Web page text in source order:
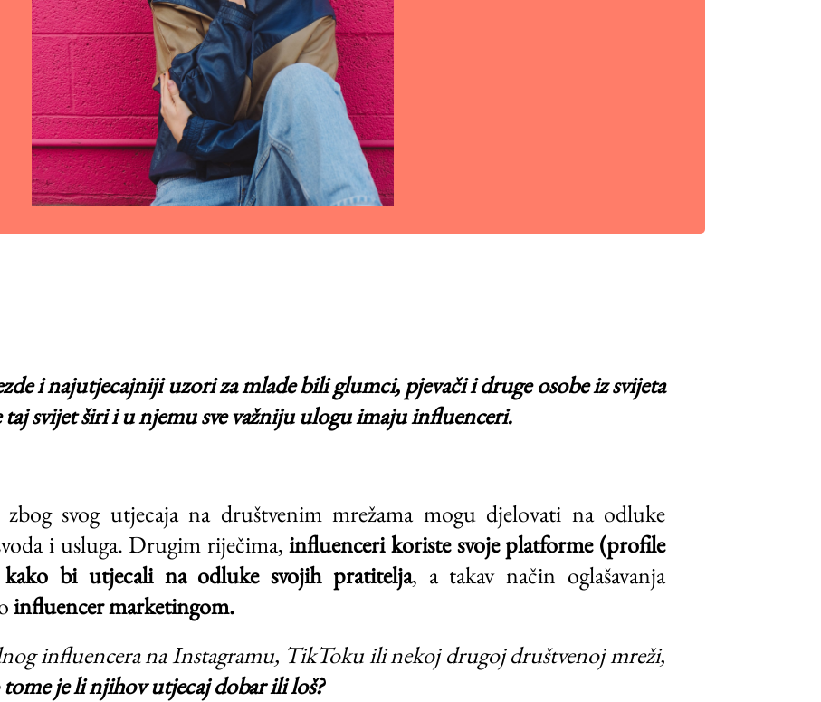
i najutjecajniji uzori za mlade bili glumci, pjevači i druge osobe iz svijeta
taj svijet širi i u njemu sve važniju ulogu imaju influenceri.
svog utjecaja na društvenim mrežama mogu djelovati na odluke
i usluga. Drugim riječima,influenceri koriste svoje platforme (profile
bi utjecali na odluke svojih pratitelja, a takav način oglašavanja
influencer marketingom.
influencera na Instagramu, TikToku ili nekoj drugoj društvenoj mreži,
je li njihov utjecaj dobar ili loš?